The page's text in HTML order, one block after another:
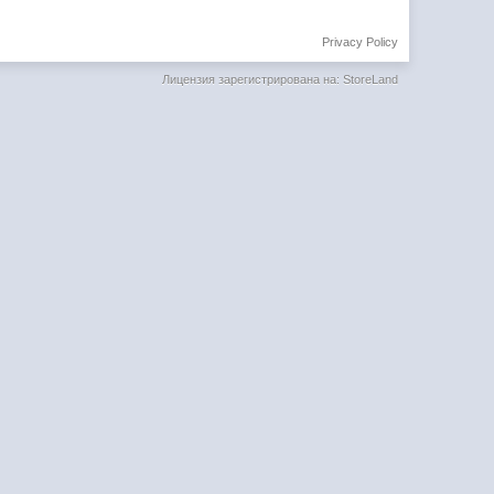
Privacy Policy
Лицензия зарегистрирована на: StoreLand